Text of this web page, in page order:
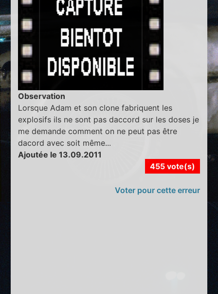
Observation
Lorsque Adam et son clone fabriquent les
explosifs ils ne sont pas daccord sur les doses je
me demande comment on ne peut pas être
dacord avec soit même...
Ajoutée le 13.09.2011
455 vote(s)
Voter pour cette erreur